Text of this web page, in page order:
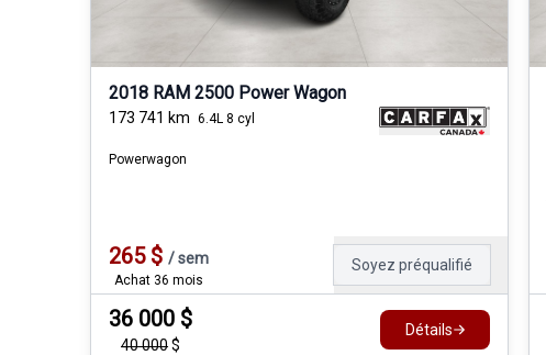
2018 RAM 2500 Power Wagon
173 741 km 6.4L 8 cyl
Powerwagon
265$ /sem
Achat 36 mois
Soyez préqualifié
36 000 $
40 000$
Détails